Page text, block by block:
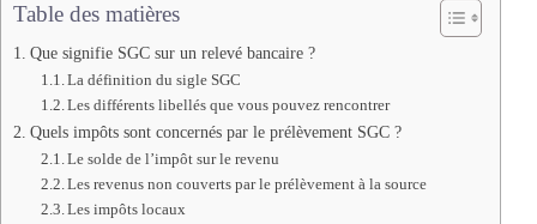
Table des matières
Que signifie SGC sur un relevé bancaire ?
La définition du sigle SGC
Les différents libellés que vous pouvez rencontrer
Quels impôts sont concernés par le prélèvement SGC ?
Le solde de l’impôt sur le revenu
Les revenus non couverts par le prélèvement à la source
Les impôts locaux